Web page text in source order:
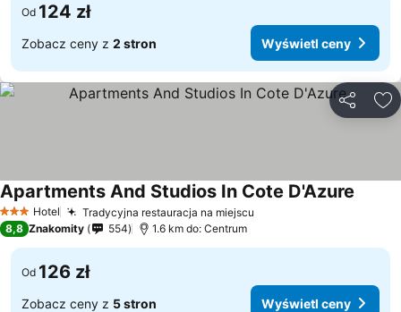
Od 124 zł
Zobacz ceny z 2 stron Wyświetl ceny
3 Kategoria
Hotel Tradycyjna restauracja na miejscu
Apartments And Studios In Cote D'Azure
8,8 Znakomity 554 1.6 km do: Centrum
Od 126 zł
Zobacz ceny z 5 stron Wyświetl ceny